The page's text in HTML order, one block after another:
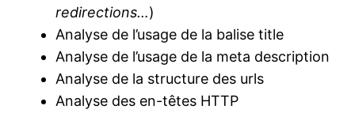
redirections…)
Analyse de l’usage de la balise title
Analyse de l’usage de la meta description
Analyse de la structure des urls
Analyse des en-têtes HTTP